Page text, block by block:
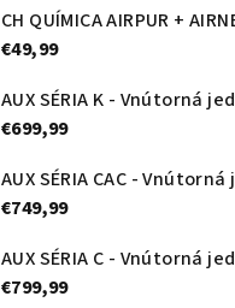
CH QUÍMICA AIRPUR +
€49,99
AUX SÉRIA K - Vnútorná
€699,99
AUX SÉRIA CAC -
€749,99
AUX SÉRIA C - Vnútorná
€799,99